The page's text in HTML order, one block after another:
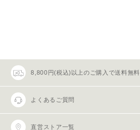
8,800円(税込)以上のご購入で送料無料
よくあるご質問
直営ストア一覧